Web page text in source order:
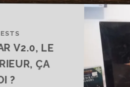
V2.0, LE
ÇA
?